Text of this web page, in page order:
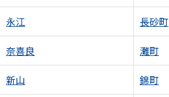
永江 長砂町
奈喜良 灘町
新山 錦町